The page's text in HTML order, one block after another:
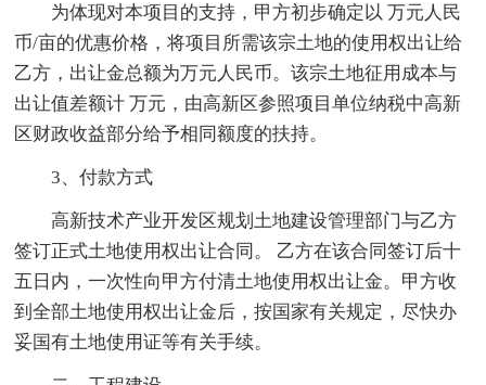
为体现对本项目的支持，甲方初步确定以 万元人民
币/亩的优惠价格，将项目所需该宗土地的使用权出让给
乙方，出让金总额为万元人民币。该宗土地征用成本与
出让值差额计 万元，由高新区参照项目单位纳税中高新
区财政收益部分给予相同额度的扶持。
3、付款方式
高新技术产业开发区规划土地建设管理部门与乙方
签订正式土地使用权出让合同。 乙方在该合同签订后十
五日内，一次性向甲方付清土地使用权出让金。甲方收
到全部土地使用权出让金后，按国家有关规定，尽快办
妥国有土地使用证等有关手续。